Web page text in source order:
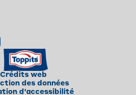
Crédits web
des données
d'accessibilité